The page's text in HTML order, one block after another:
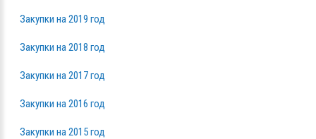
Закупки на 2019 год
Закупки на 2018 год
Закупки на 2017 год
Закупки на 2016 год
Закупки на 2015 год